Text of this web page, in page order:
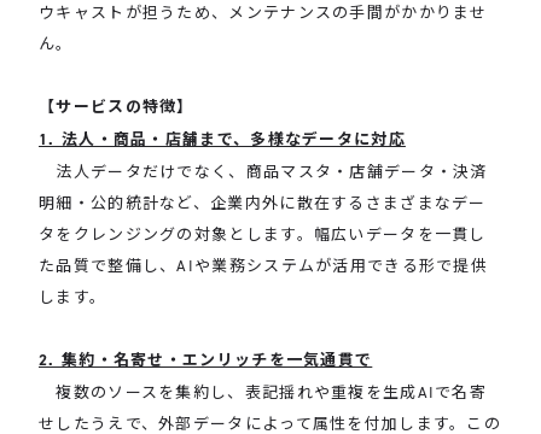
ウキャストが担うため、メンテナンスの手間がかかりませ
ん。
【サービスの特徴】
1. 法人・商品・店舗まで、多様なデータに対応
法人データだけでなく、商品マスタ・店舗データ・決済
明細・公的統計など、企業内外に散在するさまざまなデー
タをクレンジングの対象とします。幅広いデータを一貫し
た品質で整備し、AIや業務システムが活用できる形で提供
します。
2. 集約・名寄せ・エンリッチを一気通貫で
複数のソースを集約し、表記揺れや重複を生成AIで名寄
せしたうえで、外部データによって属性を付加します。この